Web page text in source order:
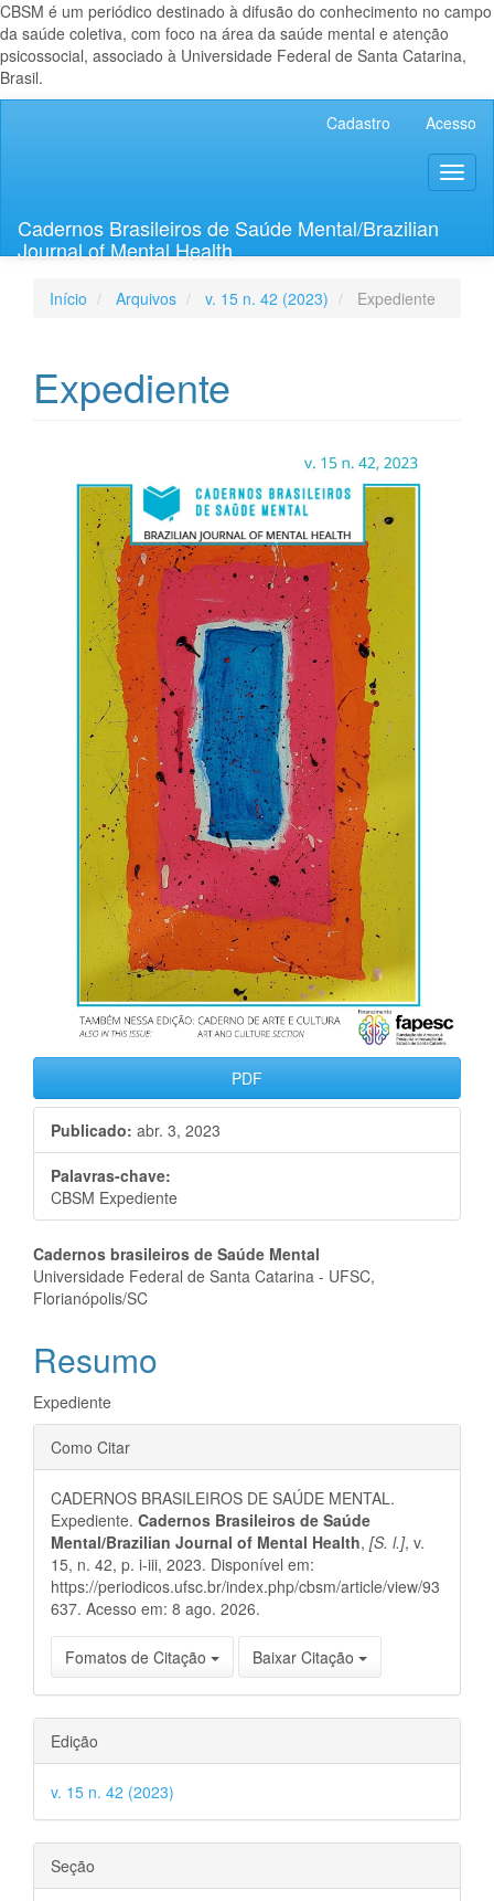
CBSM é um periódico destinado à difusão do conhecimento no campo
da saúde coletiva, com foco na área da saúde mental e atenção
psicossocial, associado à Universidade Federal de Santa Catarina,
Brasil.
Lateral
Cadastro Acesso
Cadernos Brasileiros de Saúde Mental/Brazilian
Journal of Mental Health
Início Arquivos v. 15 n. 42 (2023) Expediente
Expediente
lateral
artigos
PDF
Publicado: abr. 3, 2023
Palavras-chave:
CBSM Expediente
Conteúdo
do
artigo
principal
Cadernos brasileiros de Saúde Mental
Universidade Federal de Santa Catarina - UFSC,
Florianópolis/SC
Resumo
Expediente
Detalhes
do
artigo
Como Citar
CADERNOS BRASILEIROS DE SAÚDE MENTAL.
Expediente. Cadernos Brasileiros de Saúde
Mental/Brazilian Journal of Mental Health, [S. l.], v.
15, n. 42, p. i-iii, 2023. Disponível em:
https://periodicos.ufsc.br/index.php/cbsm/article/view/93
637. Acesso em: 8 ago. 2026.
Fomatos de Citação Baixar Citação
Edição
v. 15 n. 42 (2023)
Seção